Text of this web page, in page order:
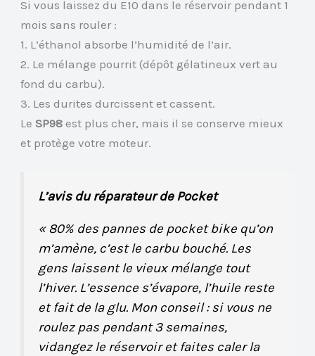
Si vous laissez du E10 dans le réservoir pendant 1
mois sans rouler :
1. L’éthanol absorbe l’humidité de l’air.
2. Le mélange pourrit (dépôt gélatineux vert au
fond du carbu).
3. Les durites durcissent et cassent.
Le SP98 est plus cher, mais il se conserve mieux
et protège votre moteur.
L’avis du réparateur de Pocket
« 80% des pannes de pocket bike qu’on
m’amène, c’est le carbu bouché. Les
gens laissent le vieux mélange tout
l’hiver. L’essence s’évapore, l’huile reste
et fait de la glu. Mon conseil : si vous ne
roulez pas pendant 3 semaines,
vidangez le réservoir et faites caler la